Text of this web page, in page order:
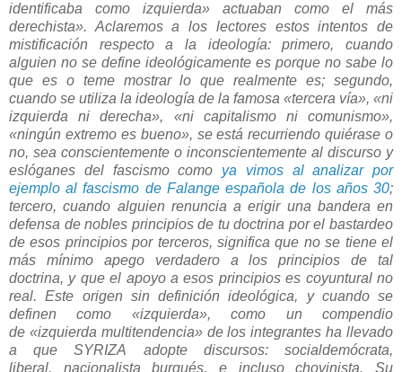
identificaba como izquierda» actuaban como el más
derechista». Aclaremos a los lectores estos intentos de
mistificación respecto a la ideología: primero, cuando
alguien no se define ideológicamente es porque no sabe lo
que es o teme mostrar lo que realmente es; segundo,
cuando se utiliza la ideología de la famosa «tercera vía», «ni
izquierda ni derecha», «ni capitalismo ni comunismo»,
«ningún extremo es bueno», se está recurriendo quiérase o
no, sea conscientemente o inconscientemente al discurso y
eslóganes del fascismo como ya vimos al analizar por
ejemplo al fascismo de Falange española de los años 30;
tercero, cuando alguien renuncia a erigir una bandera en
defensa de nobles principios de tu doctrina por el bastardeo
de esos principios por terceros, significa que no se tiene el
más mínimo apego verdadero a los principios de tal
doctrina, y que el apoyo a esos principios es coyuntural no
real. Este origen sin definición ideológica, y cuando se
definen como «izquierda», como un compendio
de «izquierda multitendencia»de los integrantes ha llevado
a queSYRIZA adopte discursos: socialdemócrata,
liberal, nacionalista burgués, e incluso chovinista. Su